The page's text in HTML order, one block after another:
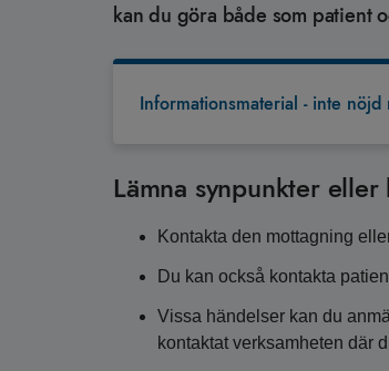
kan du göra både som patient
Informationsmaterial - inte nöjd
Lämna synpunkter
Kontakta den mottagning
Du kan också kontakta
Vissa händelser kan du
kontaktat verksamheten där